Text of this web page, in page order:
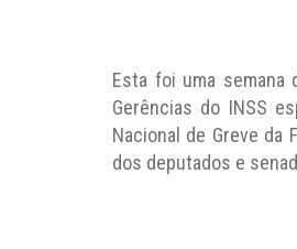
Esta foi uma semana
Gerências do INSS
Nacional de Greve da
dos deputados e